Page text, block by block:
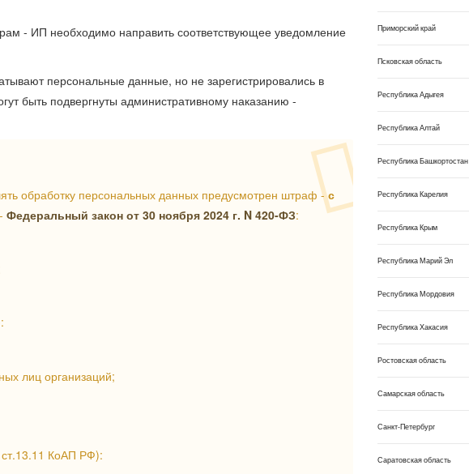
- ИП необходимо направить соответствующее уведомление
персональные данные, но не зарегистрировались в
быть подвергнуты административному наказанию -
обработку персональных данных предусмотрен штраф -с
- Федеральный закон от 30 ноября 2024 г. N 420-ФЗ:
лиц организаций;
ст.13.11 КоАП РФ):
Приморский край
Псковская область
Республика Адыгея
Республика Алтай
Республика Башкортостан
Республика Карелия
Республика Крым
Республика Марий Эл
Республика Мордовия
Республика Хакасия
Ростовская область
Самарская область
Санкт-Петербург
Саратовская область